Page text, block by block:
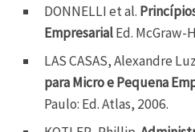
DONNELLI et al.
EmpresarialEd. McGraw-
LAS CASAS, Alexandre
para Micro e Pequena
Paulo: Ed. Atlas, 2006.